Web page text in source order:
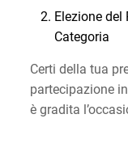
Elezione del
Categoria
Certi della tua
partecipazione
è gradita